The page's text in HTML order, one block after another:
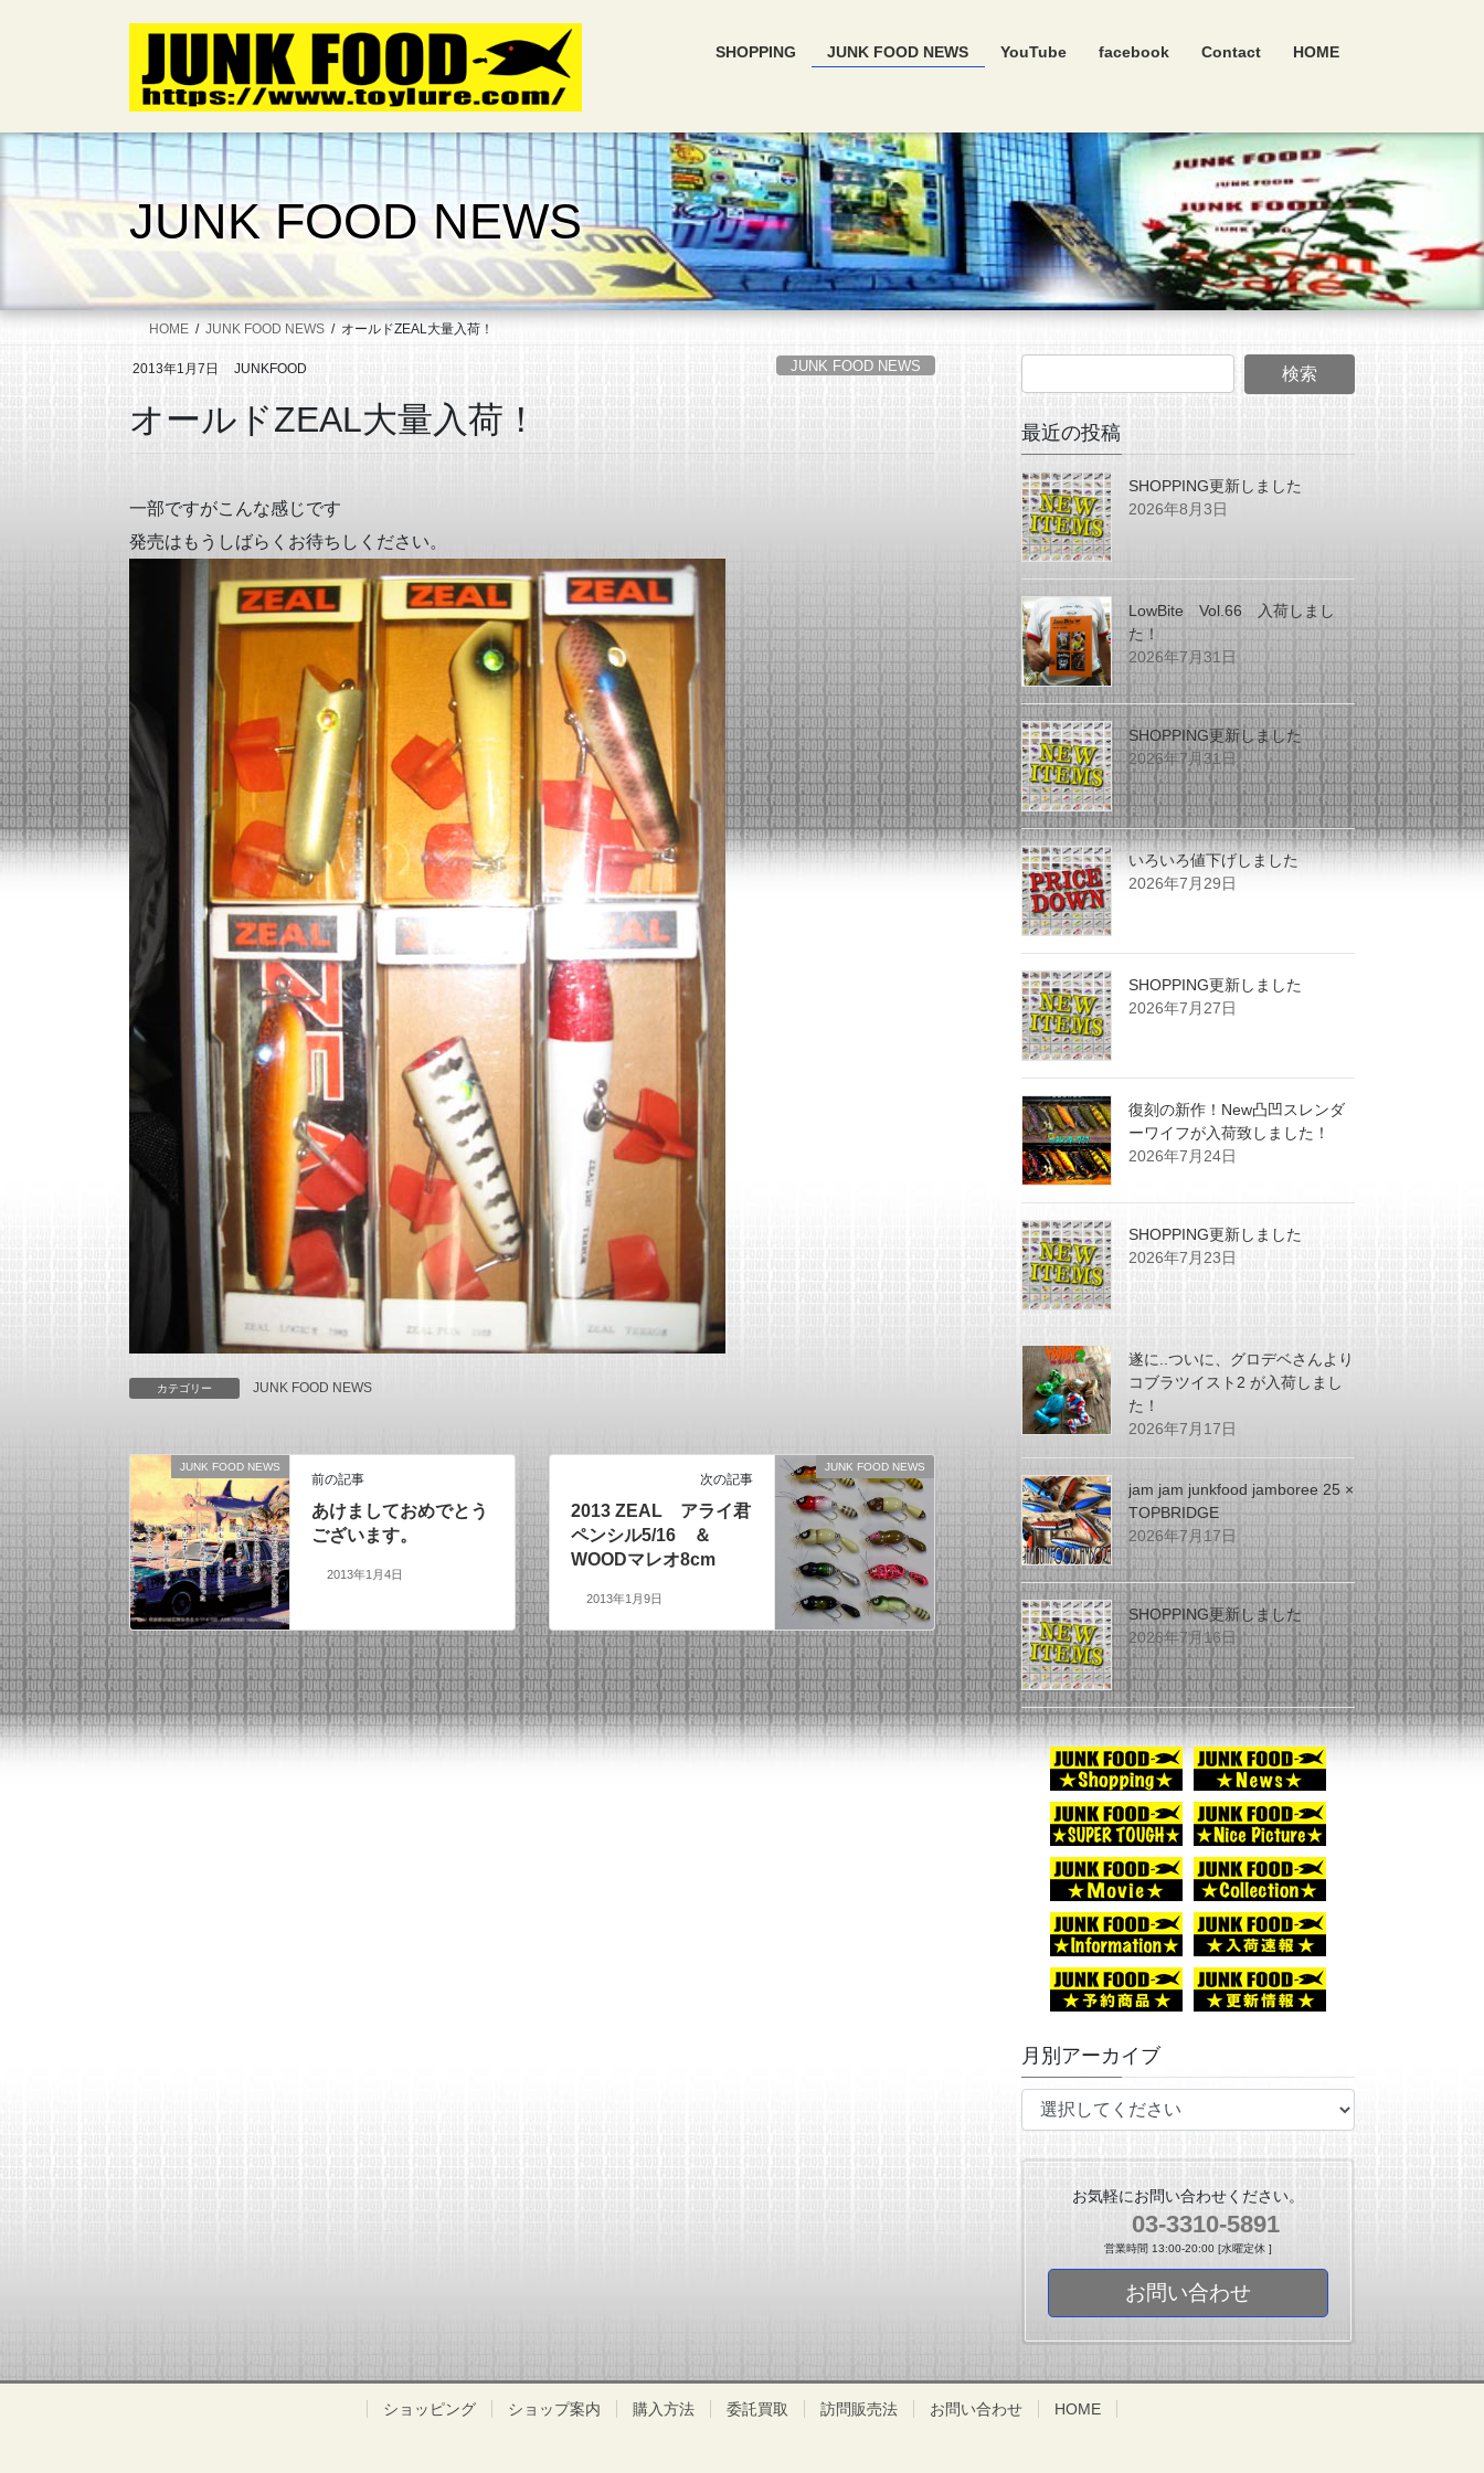
キ
に
SHOPPING JUNK FOOD NEWS YouTube facebook Contact HOME
JUNK FOOD NEWS
HOME JUNK FOOD NEWS オールドZEAL大量入荷！
2013年1月7日 JUNKFOOD JUNK FOOD NEWS
オールドZEAL大量入荷！
一部ですがこんな感じです
発売はもうしばらくお待ちしください。
カテゴリー JUNK FOOD NEWS
JUNK FOOD NEWS
前の記事
あけましておめでとう
ございます。
2013年1月4日
JUNK FOOD NEWS
次の記事
2013 ZEAL アライ君
ペンシル5/16 ＆
WOODマレオ8cm
2013年1月9日
最近の投稿
SHOPPING更新しました
2026年8月3日
LowBite Vol.66 入荷しまし
た！
2026年7月31日
SHOPPING更新しました
2026年7月31日
いろいろ値下げしました
2026年7月29日
SHOPPING更新しました
2026年7月27日
復刻の新作！New凸凹スレンダ
ーワイフが入荷致しました！
2026年7月24日
SHOPPING更新しました
2026年7月23日
遂に..ついに、グロデベさんより
コブラツイスト2 が入荷しまし
た！
2026年7月17日
jam jam junkfood jamboree 25 ×
TOPBRIDGE
2026年7月17日
SHOPPING更新しました
2026年7月16日
月別アーカイブ
お気軽にお問い合わせください。
03-3310-5891
営業時間 13:00-20:00 [水曜定休 ]
お問い合わせ
ショッピング ショップ案内 購入方法 委託買取 訪問販売法 お問い合わせ HOME